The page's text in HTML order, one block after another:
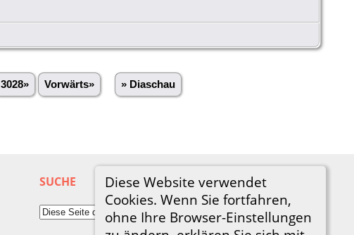
Diese Website verwendet
Cookies. Wenn Sie fortfahren,
ohne Ihre Browser-Einstellungen
3028» Vorwärts» » Diaschau
SUCHE